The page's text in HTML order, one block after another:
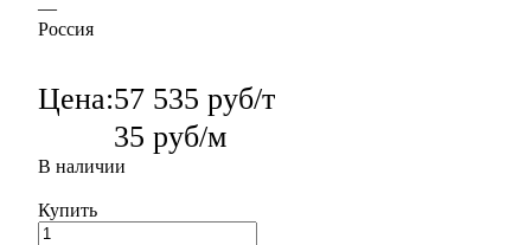
—
Россия
Цена:57 535 руб/т
35 руб/м
В наличии
Купить